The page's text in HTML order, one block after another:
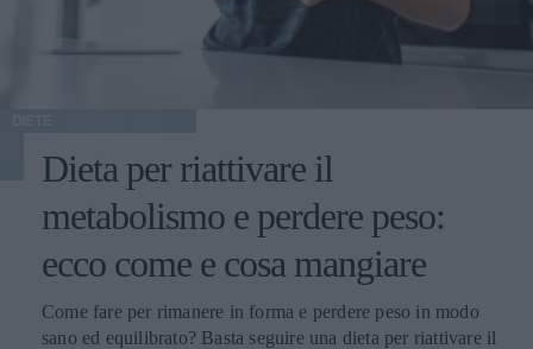
Dieta per riattivare il
metabolismo e perdere peso:
ecco come e cosa mangiare
Come fare per rimanere in forma e perdere peso in modo
sano ed equilibrato? Basta seguire una dieta per riattivare il